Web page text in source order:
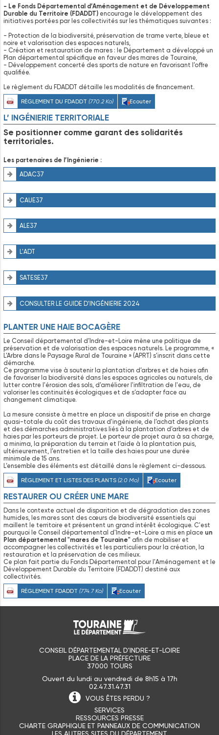
- Le Fonds Départemental d’Aménagement et de Développement
Durable du Territoire (FDADDT) encourage le développement des
initiatives portées par les collectivités sur les thématiques suivantes :
- Protection de la biodiversité, préservation de trame verte, bleue et
noire et valorisation des espaces naturels,
- Création et restauration de mares : le Département a développé un
Plan départemental spécifique en faveur des mares de Touraine,
- Développement concerté des sports de nature en favorisant l’offre
qualifiée.
Le règlement du FDADDT détaille les modalités de financement.
RÈGLEMENT DU FDADDT (770.2 Ko) Ecouter
L’ INGÉNIERIE TERRITORIALE
Se positionner comme garant des solidarités
territoriales.
Les partenaires de l’Ingénierie :
ADAC37
CAUE37
ALE37
L'ADT
SATESE37
CONSULTER LE GUIDE D'INGÉNIERIE 2024
PLANTER UNE HAIE BOCAGÈRE
Le Conseil départemental d’Indre-et-Loire mène une politique de
préservation et de valorisation des espaces naturels. Le programme, «
L’Arbre dans le Paysage Rural de Touraine » (APRT) s’inscrit dans cette
démarche.
Ce programme vise à soutenir la plantation d’arbres et de haies afin
de favoriser la biodiversité dans les espaces agricoles ou naturels, de
lutter contre l'érosion des sols, d’améliorer l'infiltration de l'eau, de
valoriser les continuités écologiques et de s’adapter face au
changement climatique.
La mesure consiste à mettre en place un dispositif de prise en charge
quasi-totale du coût des travaux d'ingénierie, de l’achat des plants
et des démarches administratives liés à la plantation d’arbres et de
haies par les porteurs de projet. Le porteur de projet aura à sa charge,
a minima, la préparation du terrain et l’aide à la plantation puis,
ultérieurement, l’entretien et la taille des haies pour une durée
minimale de 15 ans.
L’ensemble des éléments est détaillé dans le règlement ci-dessous.
RÈGLEMENT ET LISTES DES PLANTS (2.0 Mo) Ecouter
RESTAURER OU CRÉER UNE MARE
Dans le contexte actuel de disparition et de dégradation des zones
humides, les mares sont des cœurs de biodiversité essentiels qui
maillent le territoire et présentent un grand intérêt écologique. C'est
pourquoi le Conseil départemental d'Indre-et-Loire a mis en place un
Plan départemental "mares de Touraine" afin de mobiliser et
accompagner les collectivités et les particuliers pour la création, la
restauration et la préservation de ces milieux.
Ce plan fait partie du Fonds Départemental pour l'Aménagement et le
Développement Durable du Territoire (FDADDT) destiné aux
collectivités.
RÈGLEMENT FDADDT (774.7 Ko) Ecouter
CONSEIL DÉPARTEMENTAL D'INDRE-ET-LOIRE
PLACE DE LA PRÉFECTURE
37000 TOURS
Ouvert du lundi au vendredi de 8h15 à 17h
02.47.31.47.31
VOUS ÊTES PERDU ?
SERVICES
RESSOURCES PRESSE
CHARTE GRAPHIQUE ET PANNEAUX DE COMMUNICATION